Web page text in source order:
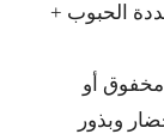
الحبوب +
وبذور